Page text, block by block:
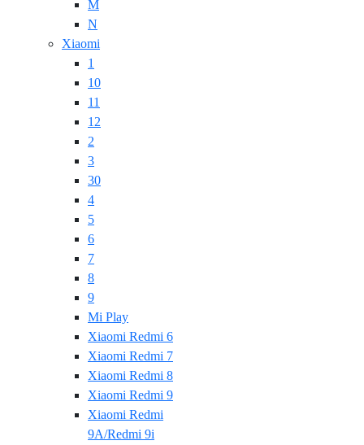
M
N
Xiaomi
1
10
11
12
2
3
30
4
5
6
7
8
9
Mi Play
Xiaomi Redmi 6
Xiaomi Redmi 7
Xiaomi Redmi 8
Xiaomi Redmi 9
Xiaomi Redmi
9A/Redmi 9i